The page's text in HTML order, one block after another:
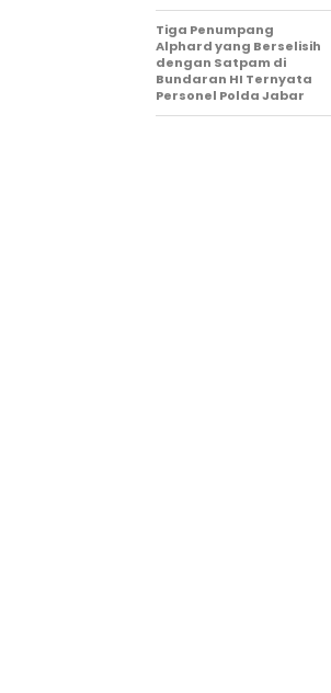
Tiga Penumpang
Alphard yang Berselisih
dengan Satpam di
Bundaran HI Ternyata
Personel Polda Jabar